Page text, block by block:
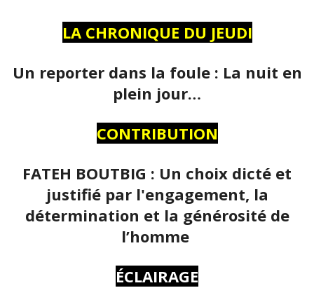
LA CHRONIQUE DU JEUDI
Un reporter dans la foule : La nuit en
plein jour…
CONTRIBUTION
FATEH BOUTBIG : Un choix dicté et
justifié par l'engagement, la
détermination et la générosité de
l’homme
ÉCLAIRAGE